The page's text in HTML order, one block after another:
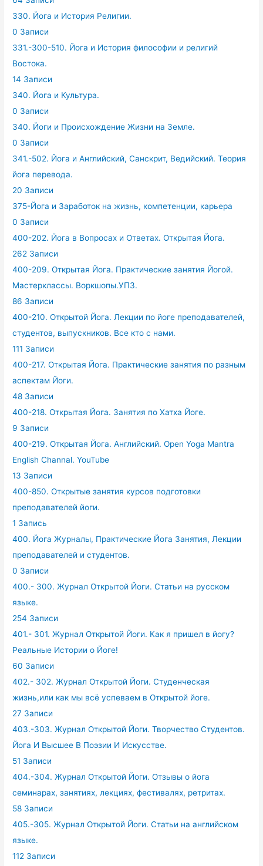
330. Йога и История Религии.
0 Записи
331.-300-510. Йога и История философии и религий
Востока.
14 Записи
340. Йога и Культура.
0 Записи
340. Йоги и Происхождение Жизни на Земле.
0 Записи
341.-502. Йога и Английский, Санскрит, Ведийский. Теория
йога перевода.
20 Записи
375-Йога и Заработок на жизнь, компетенции, карьера
0 Записи
400-202. Йога в Вопросах и Ответах. Открытая Йога.
262 Записи
400-209. Открытая Йога. Практические занятия Йогой.
Мастерклассы. Воркшопы.УПЗ.
86 Записи
400-210. Открытой Йога. Лекции по йоге преподавателей,
студентов, выпускников. Все кто с нами.
111 Записи
400-217. Открытая Йога. Практические занятия по разным
аспектам Йоги.
48 Записи
400-218. Открытая Йога. Занятия по Хатха Йоге.
9 Записи
400-219. Открытая Йога. Английский. Open Yoga Mantra
English Channal. YouTube
13 Записи
400-850. Открытые занятия курсов подготовки
преподавателей йоги.
1 Запись
400. Йога Журналы, Практические Йога Занятия, Лекции
преподавателей и студентов.
0 Записи
400.- 300. Журнал Открытой Йоги. Статьи на русском
языке.
254 Записи
401.- 301. Журнал Открытой Йоги. Как я пришел в йогу?
Реальные Истории о Йоге!
60 Записи
402.- 302. Журнал Открытой Йоги. Студенческая
жизнь,или как мы всё успеваем в Открытой йоге.
27 Записи
403.-303. Журнал Открытой Йоги. Творчество Студентов.
Йога И Высшее В Поэзии И Искусстве.
51 Записи
404.-304. Журнал Открытой Йоги. Отзывы о йога
семинарах, занятиях, лекциях, фестивалях, ретритах.
58 Записи
405.-305. Журнал Открытой Йоги. Статьи на английском
языке.
112 Записи